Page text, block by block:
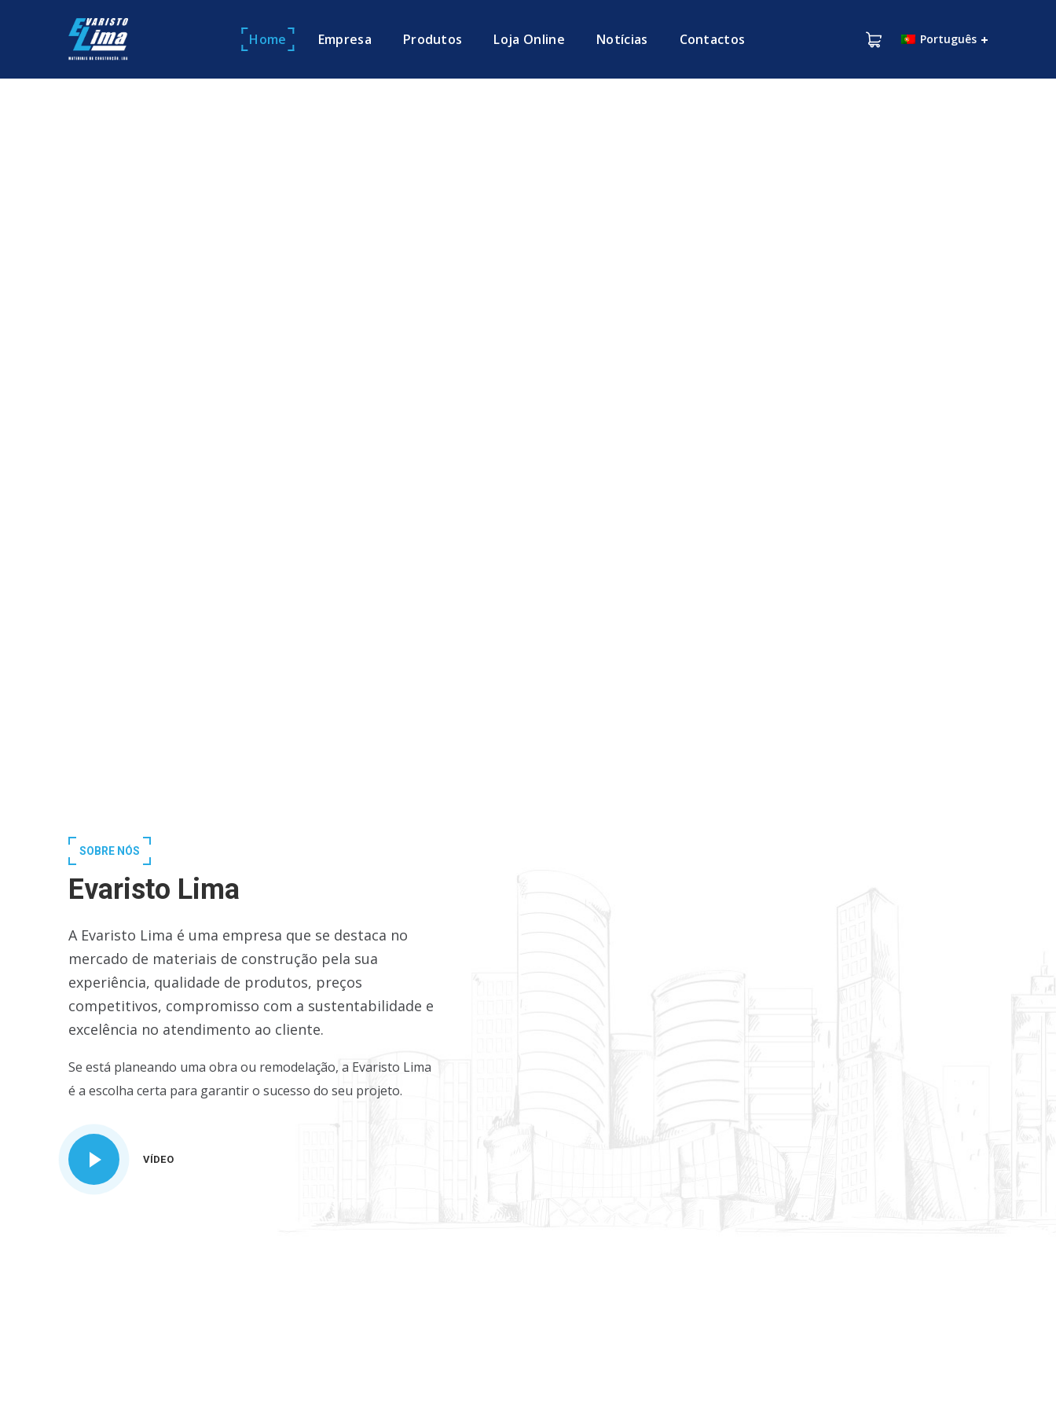
Home Empresa Produtos Loja Online Notícias Contactos Português
SOBRE NÓS
Evaristo Lima
A Evaristo Lima é uma empresa que se destaca no
mercado de materiais de construção pela sua
experiência, qualidade de produtos, preços
competitivos, compromisso com a sustentabilidade e
excelência no atendimento ao cliente.
Se está planeando uma obra ou remodelação, a Evaristo Lima
é a escolha certa para garantir o sucesso do seu projeto.
VÍDEO